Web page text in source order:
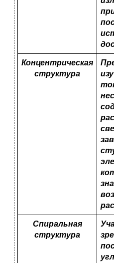
Концентрическая
структура
Спиральная
структура